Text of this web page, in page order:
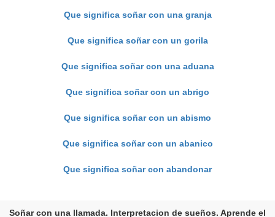
Que significa soñar con una granja
Que significa soñar con un gorila
Que significa soñar con una aduana
Que significa soñar con un abrigo
Que significa soñar con un abismo
Que significa soñar con un abanico
Que significa soñar con abandonar
Soñar con una llamada. Interpretacion de sueños. Aprende el